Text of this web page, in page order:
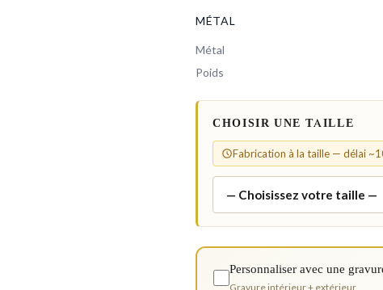
MÉTAL
Métal
Poids
CHOISIR UNE TAILLE
Fabrication à la taille — délai
Personnaliser avec une
Gravure intérieur + extérieur